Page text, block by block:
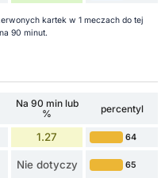
kartek w 1 meczach do tej
90 minut.
Na 90 min lub
%
percentyl
1.27 64
Nie dotyczy 65